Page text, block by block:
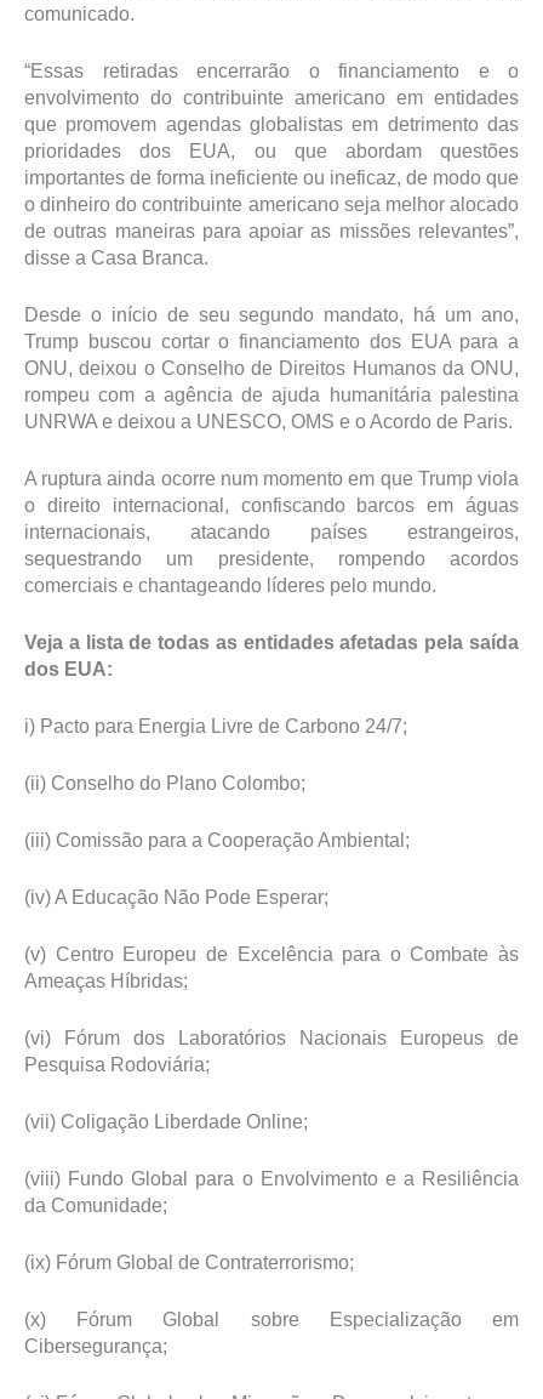
comunicado.
“Essas retiradas encerrarão o financiamento e o
envolvimento do contribuinte americano em entidades
que promovem agendas globalistas em detrimento das
prioridades dos EUA, ou que abordam questões
importantes de forma ineficiente ou ineficaz, de modo que
o dinheiro do contribuinte americano seja melhor alocado
de outras maneiras para apoiar as missões relevantes”,
disse a Casa Branca.
Desde o início de seu segundo mandato, há um ano,
Trump buscou cortar o financiamento dos EUA para a
ONU, deixou o Conselho de Direitos Humanos da ONU,
rompeu com a agência de ajuda humanitária palestina
UNRWA e deixou a UNESCO, OMS e o Acordo de Paris.
A ruptura ainda ocorre num momento em que Trump viola
o direito internacional, confiscando barcos em águas
internacionais, atacando países estrangeiros,
sequestrando um presidente, rompendo acordos
comerciais e chantageando líderes pelo mundo.
Veja a lista de todas as entidades afetadas pela saída
dos EUA:
i) Pacto para Energia Livre de Carbono 24/7;
(ii) Conselho do Plano Colombo;
(iii) Comissão para a Cooperação Ambiental;
(iv) A Educação Não Pode Esperar;
(v) Centro Europeu de Excelência para o Combate às
Ameaças Híbridas;
(vi) Fórum dos Laboratórios Nacionais Europeus de
Pesquisa Rodoviária;
(vii) Coligação Liberdade Online;
(viii) Fundo Global para o Envolvimento e a Resiliência
da Comunidade;
(ix) Fórum Global de Contraterrorismo;
(x) Fórum Global sobre Especialização em
Cibersegurança;